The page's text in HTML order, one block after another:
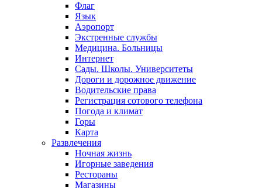
Флаг
Язык
Аэропорт
Экстренные службы
Медицина. Больницы
Интернет
Сады. Школы. Университеты
Дороги и дорожное движение
Водительские права
Регистрация сотового телефона
Погода и климат
Горы
Карта
Развлечения
Ночная жизнь
Игорные заведения
Рестораны
Магазины